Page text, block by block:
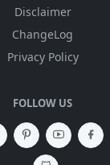
Disclaimer
ChangeLog
Privacy Policy
FOLLOW US